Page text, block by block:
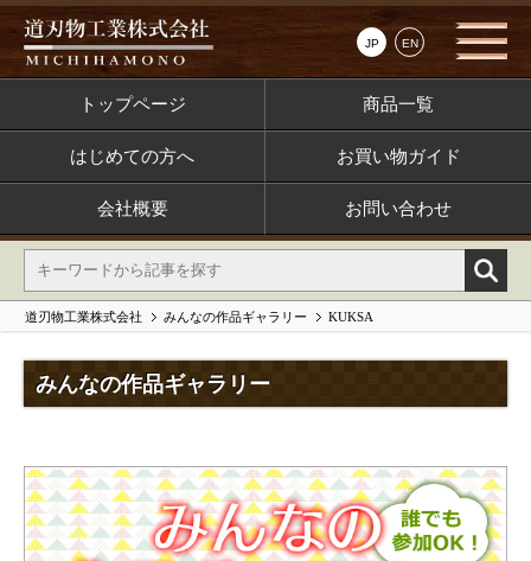
JP EN
トップページ 商品一覧
はじめての方へ お買い物ガイド
会社概要 お問い合わせ
道刃物工業株式会社 みんなの作品ギャラリー KUKSA
みんなの作品ギャラリー